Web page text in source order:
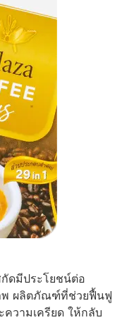
ดมีประโยชน์ต่อ
พ ผลิตภัณฑ์ที่ช่วยฟื้นฟู
วามเครียด ให้กลับ